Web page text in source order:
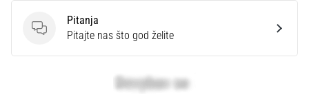
Pitanja
Pitanja
Pitajte nas što god želite